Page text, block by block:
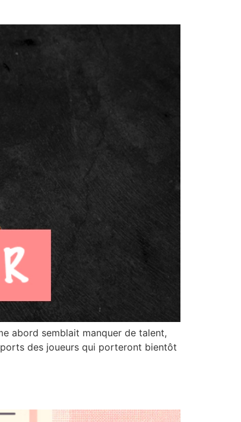
abord semblait manquer de talent,
des joueurs qui porteront bientôt